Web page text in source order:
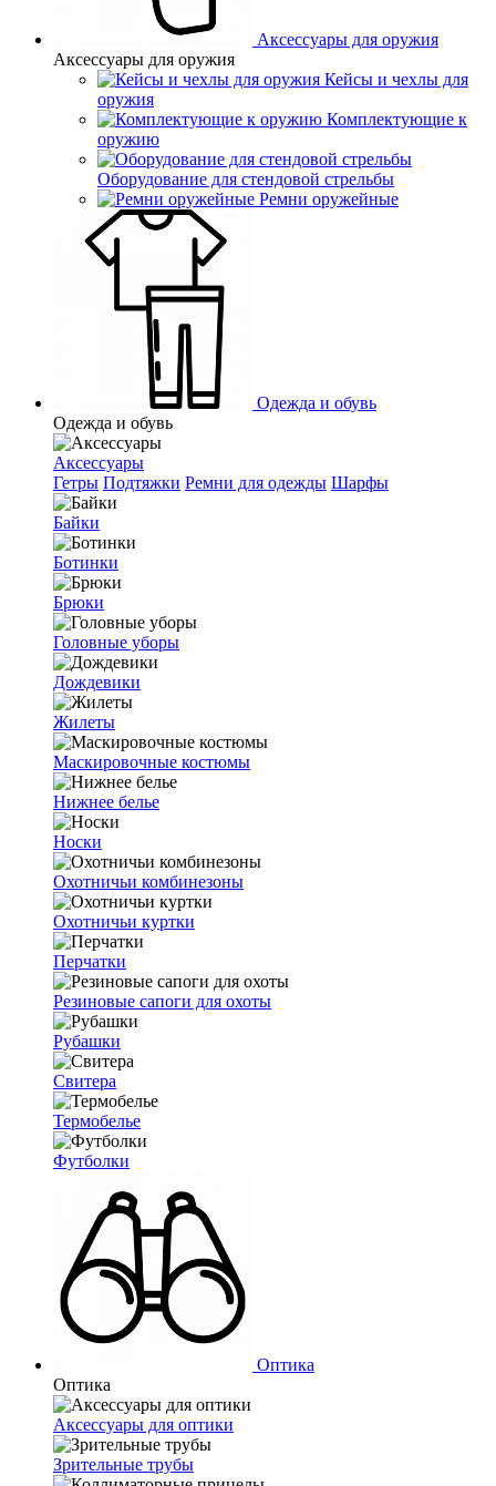
Аксессуары для оружия
Аксессуары для оружия
Кейсы и чехлы для
оружия
Комплектующие к
оружию
Оборудование для стендовой стрельбы
Ремни оружейные
Одежда и обувь
Одежда и обувь
Аксессуары
Гетры Подтяжки Ремни для одежды Шарфы
Байки
Ботинки
Брюки
Головные уборы
Дождевики
Жилеты
Маскировочные костюмы
Нижнее белье
Носки
Охотничьи комбинезоны
Охотничьи куртки
Перчатки
Резиновые сапоги для охоты
Рубашки
Свитера
Термобелье
Футболки
Оптика
Оптика
Аксессуары для оптики
Зрительные трубы